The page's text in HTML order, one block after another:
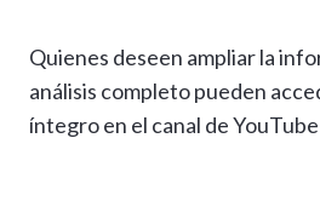
Quienes deseen ampliar la
análisis completo pueden
íntegro en el canal de